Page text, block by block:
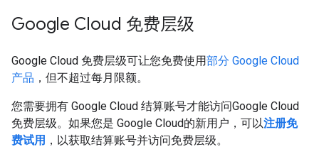
Google Cloud 免费层级
Google Cloud 免费层级可让您免费使用部分 Google Cloud
产品 ，但不超过每月限额。
您需要拥有 Google Cloud 结算账号才能访问Google Cloud
免费层级。如果您是 Google Cloud的新用户，可以注册免
费试用 ，以获取结算账号并访问免费层级。